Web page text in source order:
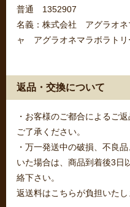
普通 1352907
名義：株式会社 アグラオネ
ャ アグラオネマラボラトリ
返品・交換について
・お客様のご都合によるご
ご了承ください。
・万一発送中の破損、不良
いた場合は、商品到着後3日
絡下さい。
返送料はこちらが負担いたし